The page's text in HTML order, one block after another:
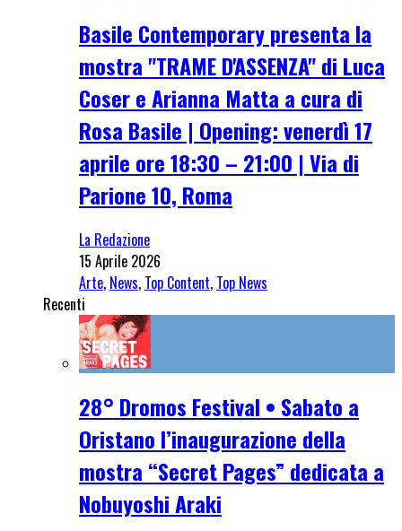
Basile Contemporary presenta la
mostra "TRAME D'ASSENZA" di Luca
Coser e Arianna Matta a cura di
Rosa Basile | Opening: venerdì 17
aprile ore 18:30 – 21:00 | Via di
Parione 10, Roma
La Redazione
15 Aprile 2026
Arte, News, Top Content, Top News
Recenti
28° Dromos Festival • Sabato a
Oristano l’inaugurazione della
mostra “Secret Pages” dedicata a
Nobuyoshi Araki